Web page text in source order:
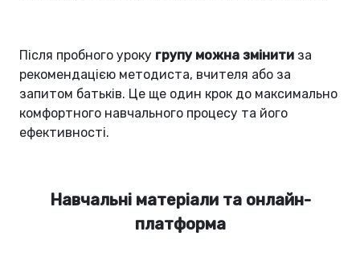
Після пробного уроку групу можна змінити за
рекомендацією методиста, вчителя або за
запитом батьків. Це ще один крок до максимально
комфортного навчального процесу та його
ефективності.
Навчальні матеріали та онлайн-
платформа